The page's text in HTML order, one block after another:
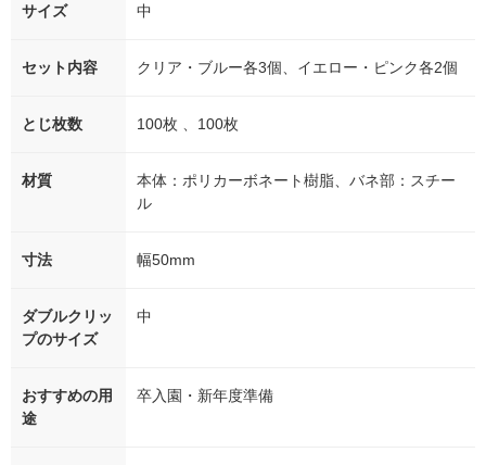
サイズ 中
セット内容 クリア・ブルー各3個、イエロー・ピンク各2個
とじ枚数 100枚 、100枚
材質
本体：ポリカーボネート樹脂、バネ部：スチー
ル
寸法 幅50mm
ダブルクリッ
プのサイズ
中
おすすめの用
途
卒入園・新年度準備